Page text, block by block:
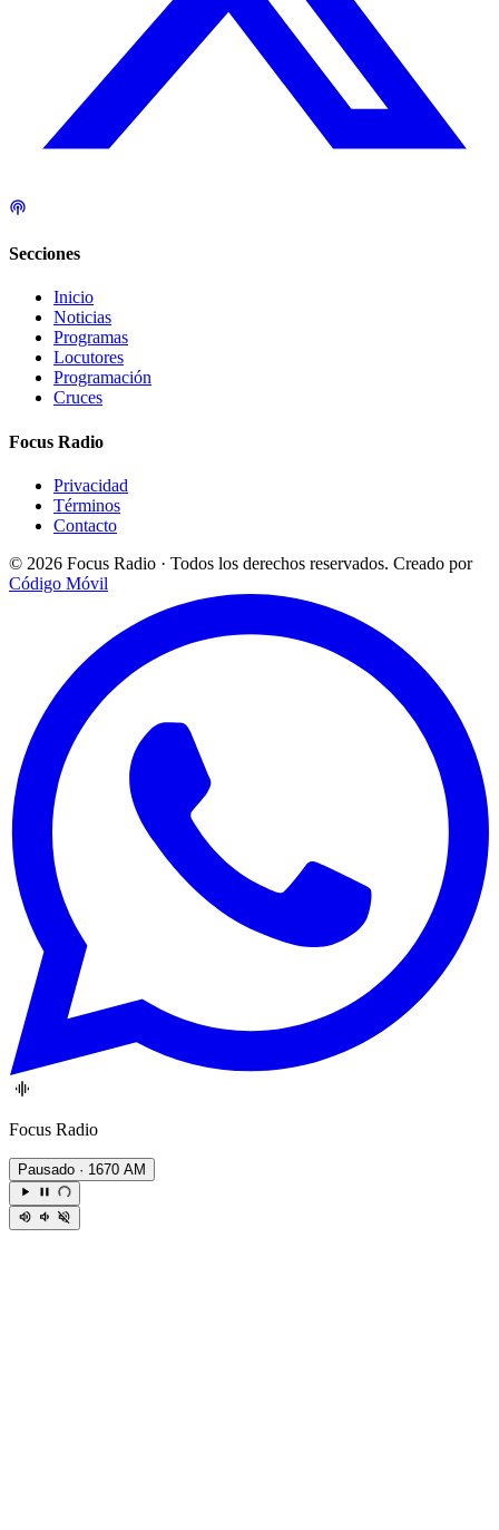
Secciones
Inicio
Noticias
Programas
Locutores
Programación
Cruces
Focus Radio
Privacidad
Términos
Contacto
© 2026 Focus Radio · Todos los derechos reservados. Creado por
Código Móvil
Focus Radio
Pausado · 1670 AM